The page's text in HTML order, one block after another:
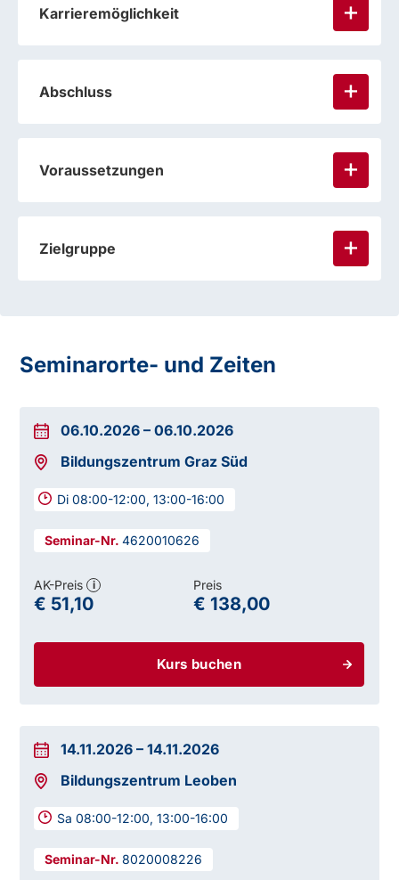
Karrieremöglichkeit
Abschluss
Voraussetzungen
Zielgruppe
Seminarorte- und Zeiten
06.10.2026 –06.10.2026
Bildungszentrum Graz Süd
Di 08:00-12:00, 13:00-16:00
4620010626
Kurs buchen
AK-Preis i
€ 51,10
Preis
€ 138,00
14.11.2026 –14.11.2026
Bildungszentrum Leoben
Sa 08:00-12:00, 13:00-16:00
8020008226